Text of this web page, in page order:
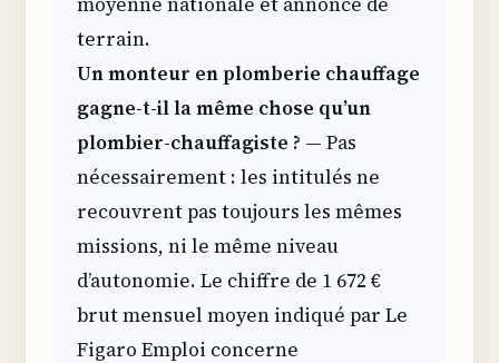
terrain.
Un monteur en plomberie chauffage
gagne-t-il la même chose qu’un
plombier-chauffagiste ? — Pas
nécessairement : les intitulés ne
recouvrent pas toujours les mêmes
missions, ni le même niveau
d’autonomie. Le chiffre de 1 672 €
brut mensuel moyen indiqué par Le
Figaro Emploi concerne